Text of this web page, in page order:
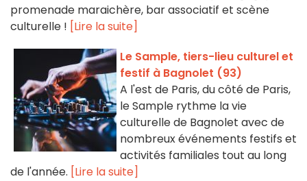
promenade maraichère, bar associatif et scène
culturelle ! [Lire la suite]
Le Sample, tiers-lieu culturel et
festif à Bagnolet (93)
A l'est de Paris, du côté de Paris,
le Sample rythme la vie
culturelle de Bagnolet avec de
nombreux événements festifs et
activités familiales tout au long
de l'année. [Lire la suite]